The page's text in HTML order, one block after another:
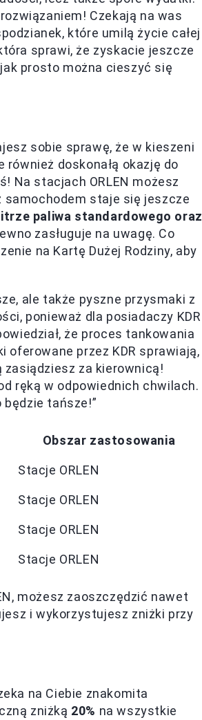
Czekają na was
które umilą życie całej
sprawi, że zyskacie jeszcze
prosto można cieszyć się
sobie sprawę, że w kieszeni
doskonałą okazję do
Na stacjach ORLEN możesz
samochodem staje się jeszcze
paliwa standardowego oraz
zasługuje na uwagę. Co
na Kartę Dużej Rodziny, aby
ale także pyszne przysmaki z
ponieważ dla posiadaczy KDR
że proces tankowania
oferowane przez KDR sprawiają,
zasiądziesz za kierownicą!
ręką w odpowiednich chwilach.
będzie tańsze!”
Obszar zastosowania
Stacje ORLEN
Stacje ORLEN
Stacje ORLEN
Stacje ORLEN
możesz zaoszczędzić nawet
i wykorzystujesz zniżki przy
na Ciebie znakomita
zniżką 20% na wszystkie